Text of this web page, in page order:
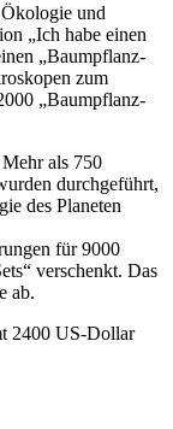
und
„Ich habe einen
„Baumpflanz-
zum
„Baumpflanz-
als 750
durchgeführt,
des Planeten
für 9000
verschenkt. Das
ab.
2400 US-Dollar